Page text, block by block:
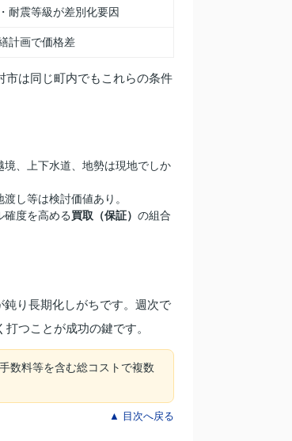
耐震等級が差別化要因
計画で価格差
市は同じ町内でもこれらの条件
境、上下水道、地勢は現地でしか
し等は検討価値あり。
確度を高める買取（保証） の組合
り長期化しがちです。週次で
つことが成功の鍵です。
数料等を含む総コストで複数
▲ 目次へ戻る